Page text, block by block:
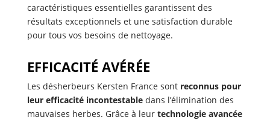
caractéristiques essentielles garantissent des
résultats exceptionnels et une satisfaction durable
pour tous vos besoins de nettoyage.
EFFICACITÉ AVÉRÉE
Les désherbeurs Kersten France sont reconnus pour
leur efficacité incontestabledans l’élimination des
mauvaises herbes. Grâce à leur technologie avancée